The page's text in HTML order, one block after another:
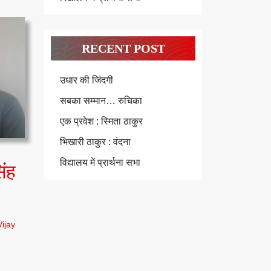
RECENT POST
उधार की जिंदगी
सबका सम्मान… रुचिका
एक प्रवेश : स्मिता ठाकुर
भिखारी ठाकुर : वंदना
विद्यालय में प्रार्थना सभा